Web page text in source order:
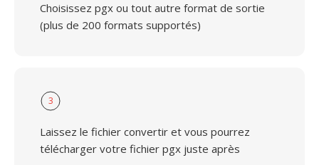
Choisissez pgx ou tout autre format de sortie
(plus de 200 formats supportés)
3
Laissez le fichier convertir et vous pourrez
télécharger votre fichier pgx juste après